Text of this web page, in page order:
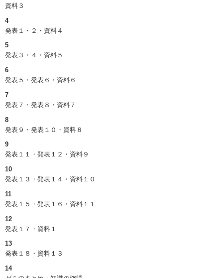
資料３
4
発表１・２・資料４
5
発表３・４・資料５
6
発表５・発表６・資料６
7
発表７・発表８・資料７
8
発表９・発表１０・資料８
9
発表１１・発表１２・資料９
10
発表１３・発表１４・資料１０
11
発表１５・発表１６・資料１１
12
発表１７・資料１
13
発表１８・資料１３
14